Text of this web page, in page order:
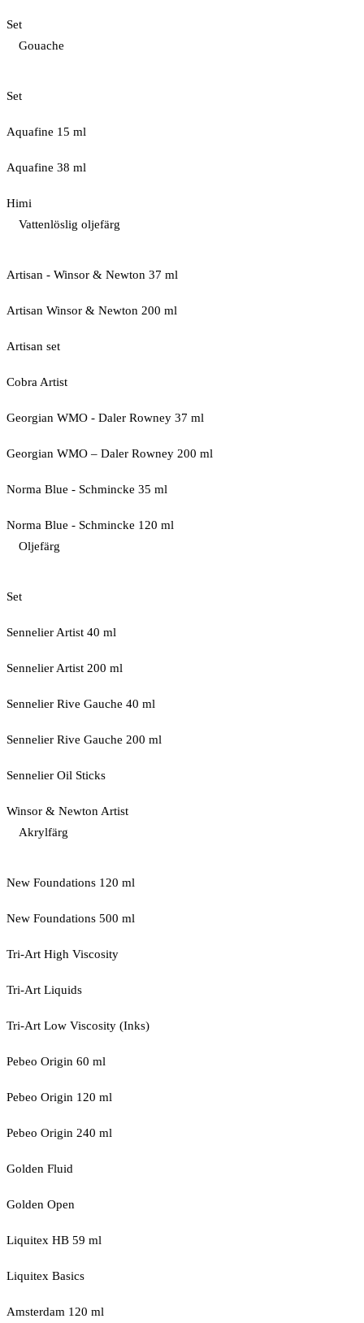
Set
Gouache
Set
Aquafine 15 ml
Aquafine 38 ml
Himi
Vattenlöslig oljefärg
Artisan - Winsor & Newton 37 ml
Artisan Winsor & Newton 200 ml
Artisan set
Cobra Artist
Georgian WMO - Daler Rowney 37 ml
Georgian WMO – Daler Rowney 200 ml
Norma Blue - Schmincke 35 ml
Norma Blue - Schmincke 120 ml
Oljefärg
Set
Sennelier Artist 40 ml
Sennelier Artist 200 ml
Sennelier Rive Gauche 40 ml
Sennelier Rive Gauche 200 ml
Sennelier Oil Sticks
Winsor & Newton Artist
Akrylfärg
New Foundations 120 ml
New Foundations 500 ml
Tri-Art High Viscosity
Tri-Art Liquids
Tri-Art Low Viscosity (Inks)
Pebeo Origin 60 ml
Pebeo Origin 120 ml
Pebeo Origin 240 ml
Golden Fluid
Golden Open
Liquitex HB 59 ml
Liquitex Basics
Amsterdam 120 ml